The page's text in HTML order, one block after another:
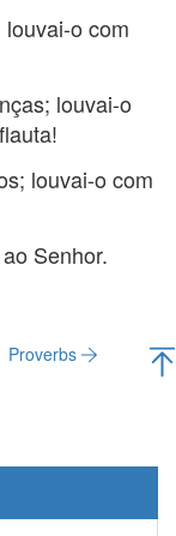
o com
louvai-o
louvai-o com
Senhor.
Proverbs